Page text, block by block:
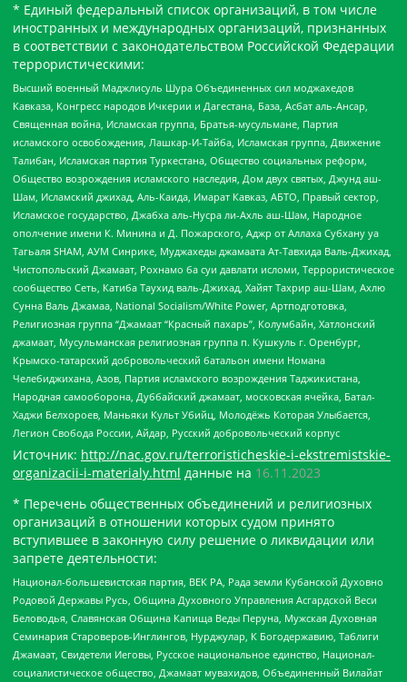
* Единый федеральный список организаций, в том числе
иностранных и международных организаций, признанных
в соответствии с законодательством Российской Федерации
террористическими:
Высший военный Маджлисуль Шура Объединенных сил моджахедов
Кавказа, Конгресс народов Ичкерии и Дагестана, База, Асбат аль-Ансар,
Священная война, Исламская группа, Братья-мусульмане, Партия
исламского освобождения, Лашкар-И-Тайба, Исламская группа, Движение
Талибан, Исламская партия Туркестана, Общество социальных реформ,
Общество возрождения исламского наследия, Дом двух святых, Джунд аш-
Шам, Исламский джихад, Аль-Каида, Имарат Кавказ, АБТО, Правый сектор,
Исламское государство, Джабха аль-Нусра ли-Ахль аш-Шам, Народное
ополчение имени К. Минина и Д. Пожарского, Аджр от Аллаха Субхану уа
Тагьаля SHAM, АУМ Синрике, Муджахеды джамаата Ат-Тавхида Валь-Джихад,
Чистопольский Джамаат, Рохнамо ба суи давлати исломи, Террористическое
сообщество Сеть, Катиба Таухид валь-Джихад, Хайят Тахрир аш-Шам, Ахлю
Сунна Валь Джамаа, National Socialism/White Power, Артподготовка,
Религиозная группа “Джамаат “Красный пахарь”, Колумбайн, Хатлонский
джамаат, Мусульманская религиозная группа п. Кушкуль г. Оренбург,
Крымско-татарский добровольческий батальон имени Номана
Челебиджихана, Азов, Партия исламского возрождения Таджикистана,
Народная самооборона, Дуббайский джамаат, московская ячейка, Батал-
Хаджи Белхороев, Маньяки Культ Убийц, Молодёжь Которая Улыбается,
Легион Свобода России, Айдар, Русский добровольческий корпус
Источник: http://nac.gov.ru/terroristicheskie-i-ekstremistskie-
organizacii-i-materialy.html данные на 16.11.2023
* Перечень общественных объединений и религиозных
организаций в отношении которых судом принято
вступившее в законную силу решение о ликвидации или
запрете деятельности:
Национал-большевистская партия, ВЕК РА, Рада земли Кубанской Духовно
Родовой Державы Русь, Община Духовного Управления Асгардской Веси
Беловодья, Славянская Община Капища Веды Перуна, Мужская Духовная
Семинария Староверов-Инглингов, Нурджулар, К Богодержавию, Таблиги
Джамаат, Свидетели Иеговы, Русское национальное единство, Национал-
социалистическое общество, Джамаат мувахидов, Объединенный Вилайат